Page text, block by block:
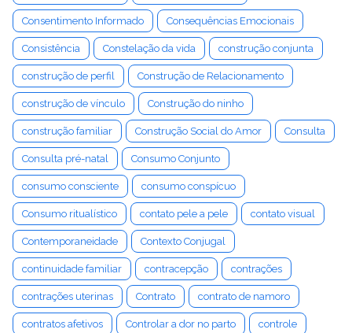
Consentimento Informado Consequências Emocionais
Consistência Constelação da vida construção conjunta
construção de perfil Construção de Relacionamento
construção de vínculo Construção do ninho
construção familiar Construção Social do Amor Consulta
Consulta pré-natal Consumo Conjunto
consumo consciente consumo conspícuo
Consumo ritualístico contato pele a pele contato visual
Contemporaneidade Contexto Conjugal
continuidade familiar contracepção contrações
contrações uterinas Contrato contrato de namoro
contratos afetivos Controlar a dor no parto controle